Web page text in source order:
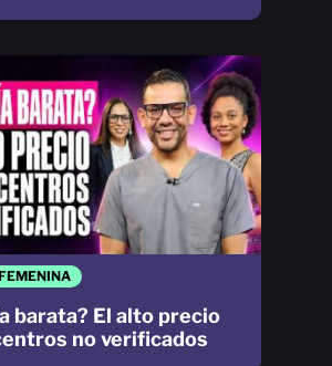
barata? El alto precio
no verificados